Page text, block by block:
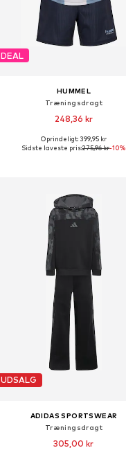
DEAL
HUMMEL
Træningsdragt
248,36 kr
+1
Fås i mange størrelser
Oprindeligt: 399,95 kr
Sidste laveste pris:275,96 kr-10%
UDSALG
ADIDAS SPORTSWEAR
Træningsdragt
305,00 kr